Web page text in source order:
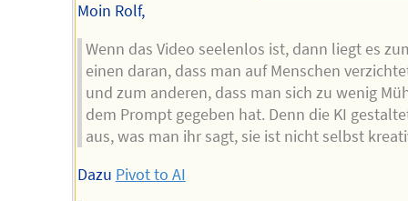
Moin Rolf,
Wenn das Video seelenlos ist, dann liegt es
einen daran, dass man auf Menschen
und zum anderen, dass man sich zu wenig
dem Prompt gegeben hat. Denn die KI
aus, was man ihr sagt, sie ist nicht selbst
Dazu Pivot to AI